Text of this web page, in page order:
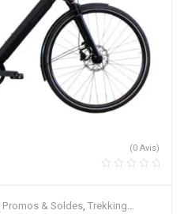
(0 Avis)
Promos & Soldes, Trekking